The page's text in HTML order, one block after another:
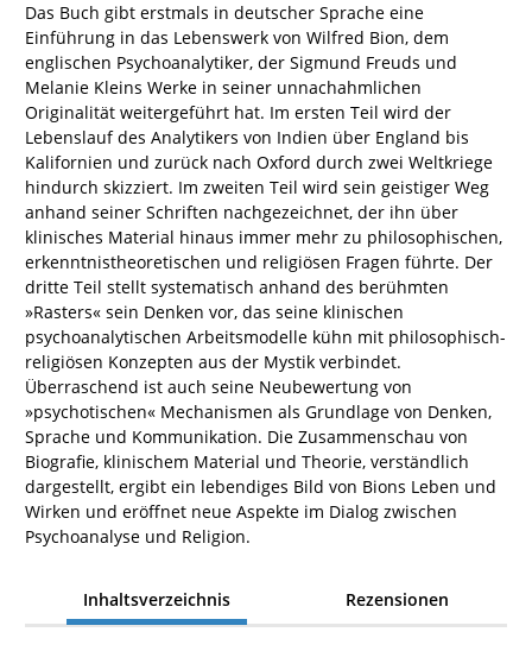
Das Buch gibt erstmals in deutscher Sprache eine
Einführung in das Lebenswerk von Wilfred Bion, dem
englischen Psychoanalytiker, der Sigmund Freuds und
Melanie Kleins Werke in seiner unnachahmlichen
Originalität weitergeführt hat. Im ersten Teil wird der
Lebenslauf des Analytikers von Indien über England bis
Kalifornien und zurück nach Oxford durch zwei Weltkriege
hindurch skizziert. Im zweiten Teil wird sein geistiger Weg
anhand seiner Schriften nachgezeichnet, der ihn über
klinisches Material hinaus immer mehr zu philosophischen,
erkenntnistheoretischen und religiösen Fragen führte. Der
dritte Teil stellt systematisch anhand des berühmten
»Rasters« sein Denken vor, das seine klinischen
psychoanalytischen Arbeitsmodelle kühn mit philosophisch-
religiösen Konzepten aus der Mystik verbindet.
Überraschend ist auch seine Neubewertung von
»psychotischen« Mechanismen als Grundlage von Denken,
Sprache und Kommunikation. Die Zusammenschau von
Biografie, klinischem Material und Theorie, verständlich
dargestellt, ergibt ein lebendiges Bild von Bions Leben und
Wirken und eröffnet neue Aspekte im Dialog zwischen
Psychoanalyse und Religion.
Inhaltsverzeichnis Rezensionen